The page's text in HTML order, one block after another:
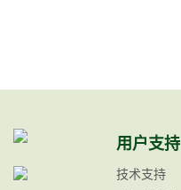
用户支持
技术支持